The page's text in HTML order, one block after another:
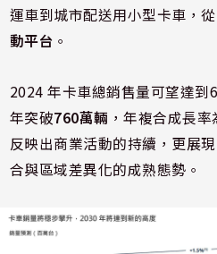
運車到城市配送用小型卡車，
動平台 。
2024 年卡車總銷售量可望達
年突破760萬輛 ，年複合成長率
反映出商業活動的持續，更展
合與區域差異化的成熟態勢。